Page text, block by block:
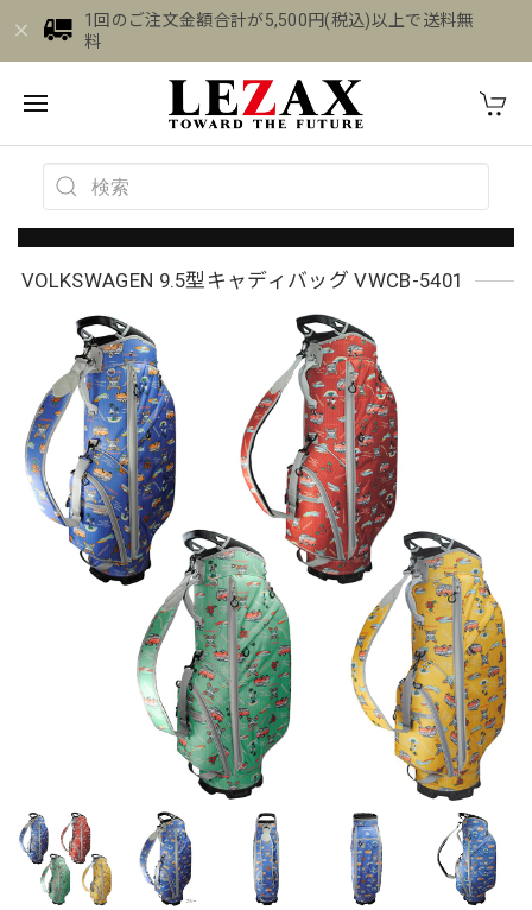
1回のご注文金額合計が5,500円(税込)以上で送料無
料
VOLKSWAGEN 9.5型キャディバッグ VWCB-5401